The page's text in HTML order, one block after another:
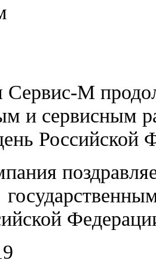
М
и сервисным
Российской